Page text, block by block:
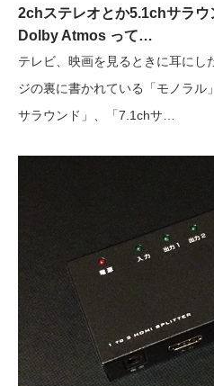
2chステレオとか5.1chサラウ
Dolby Atmos って…
テレビ、映画を見るときに耳にし
ジの裏に書かれている「モノラル
サラウンド」、「7.1chサ…